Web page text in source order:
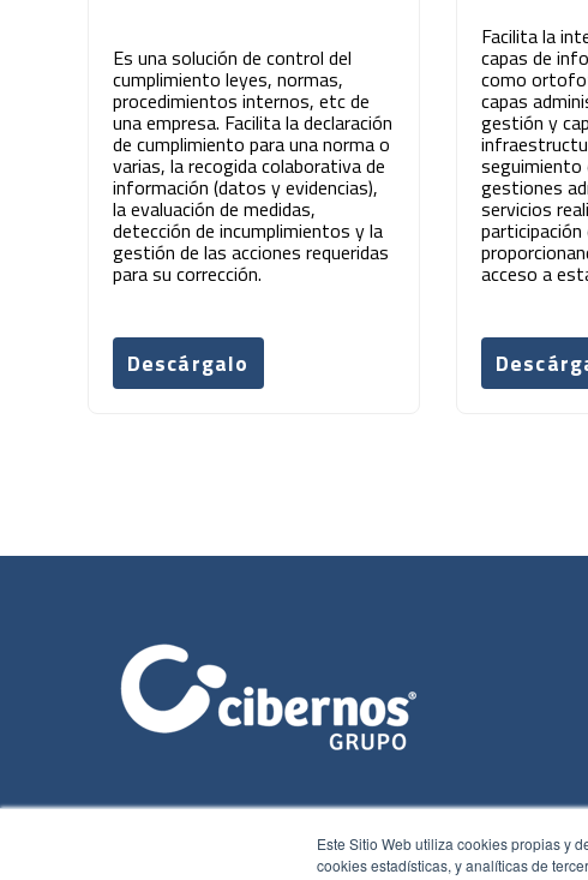
Este Sitio Web utiliza cookies propias y
cookies estadísticas, y analíticas de
Es una solución de control del
cumplimiento leyes, normas,
procedimientos internos, etc de
una empresa. Facilita la declaración
de cumplimiento para una norma o
varias, la recogida colaborativa de
información (datos y evidencias),
la evaluación de medidas,
detección de incumplimientos y la
gestión de las acciones requeridas
para su corrección.
Descárgalo
Facilita la
capas de
como
capas
gestión y
seguimiento
gestiones
servicios
participación
acceso a